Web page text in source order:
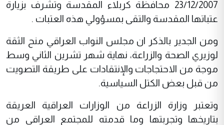
23/12/2007 محافظة كربلاء المقدسة وتشرف بزيارة
عتباتها المقدسة والتقى بمسؤولي هذه العتبات .
ومن الجدير بالذكر ان مجلس النواب العراقي منح الثقة
لوزيري الصحة والزراعة، نهاية شهر تشرين الثاني وسط
موجة من الاحتجاجات والإنتقادات على طريقة التصويت
من قبل بعض الكتل السياسية.
وتعتبر وزارة الزراعة من الوزارات العراقية العريقة
بتاريخها وتجربتها وما قدمته للمجتمع العراقي من